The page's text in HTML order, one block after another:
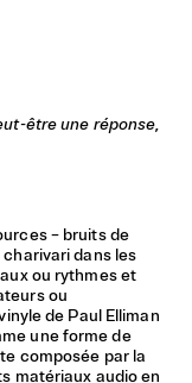
être une réponse,
– bruits de
dans les
ou rythmes et
ou
de Paul Elliman
une forme de
composée par la
matériaux audio en